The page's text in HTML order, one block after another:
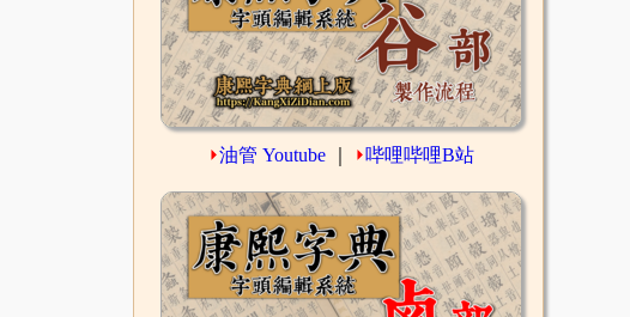
⏵油管 Youtube ⏵哔哩哔哩B站